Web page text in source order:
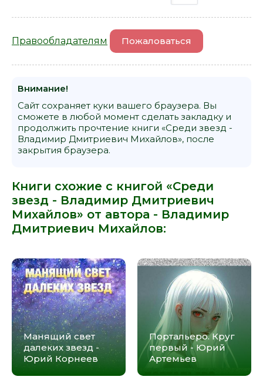
Правообладателям Пожаловаться
Внимание!
Сайт сохраняет куки вашего браузера. Вы
сможете в любой момент сделать закладку и
продолжить прочтение книги «Среди звезд -
Владимир Дмитриевич Михайлов», после
закрытия браузера.
Книги схожие с книгой «Среди
звезд - Владимир Дмитриевич
Михайлов» от автора - Владимир
Дмитриевич Михайлов:
Манящий свет
далеких звезд -
Юрий Корнеев
Портальеро. Круг
первый - Юрий
Артемьев